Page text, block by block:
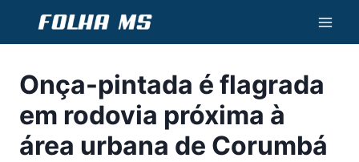
Conteúdo
Onça-pintada é flagrada
em rodovia próxima à
área urbana de Corumbá